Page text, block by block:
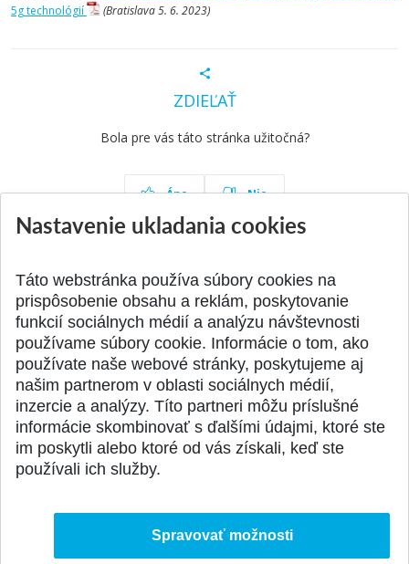
5g technológií
(Bratislava 5. 6. 2023)
ZDIEĽAŤ
Bola pre vás táto stránka užitočná?
Áno Nie
Aktuality Všetky aktuality
SPÄŤ NA VRCH
Nastavenie ukladania cookies
Táto webstránka používa súbory cookies na
prispôsobenie obsahu a reklám, poskytovanie
funkcií sociálnych médií a analýzu návštevnosti
používame súbory cookie. Informácie o tom, ako
používate naše webové stránky, poskytujeme aj
našim partnerom v oblasti sociálnych médií,
inzercie a analýzy. Títo partneri môžu príslušné
informácie skombinovať s ďalšími údajmi, ktoré ste
im poskytli alebo ktoré od vás získali, keď ste
používali ich služby.
Spravovať možnosti